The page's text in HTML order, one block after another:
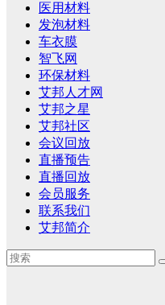
医用材料
发泡材料
车衣膜
智飞网
环保材料
艾邦人才网
艾邦之星
艾邦社区
会议回放
直播预告
直播回放
会员服务
联系我们
艾邦简介